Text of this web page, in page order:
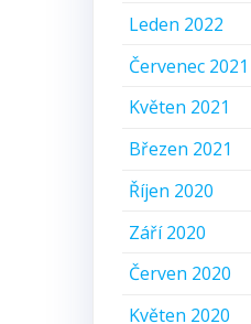
Leden 2022
Červenec 2021
Květen 2021
Březen 2021
Říjen 2020
Září 2020
Červen 2020
Květen 2020